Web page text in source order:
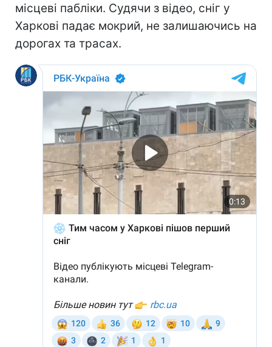
місцеві пабліки. Судячи з відео, сніг у
Харкові падає мокрий, не залишаючись на
дорогах та трасах.